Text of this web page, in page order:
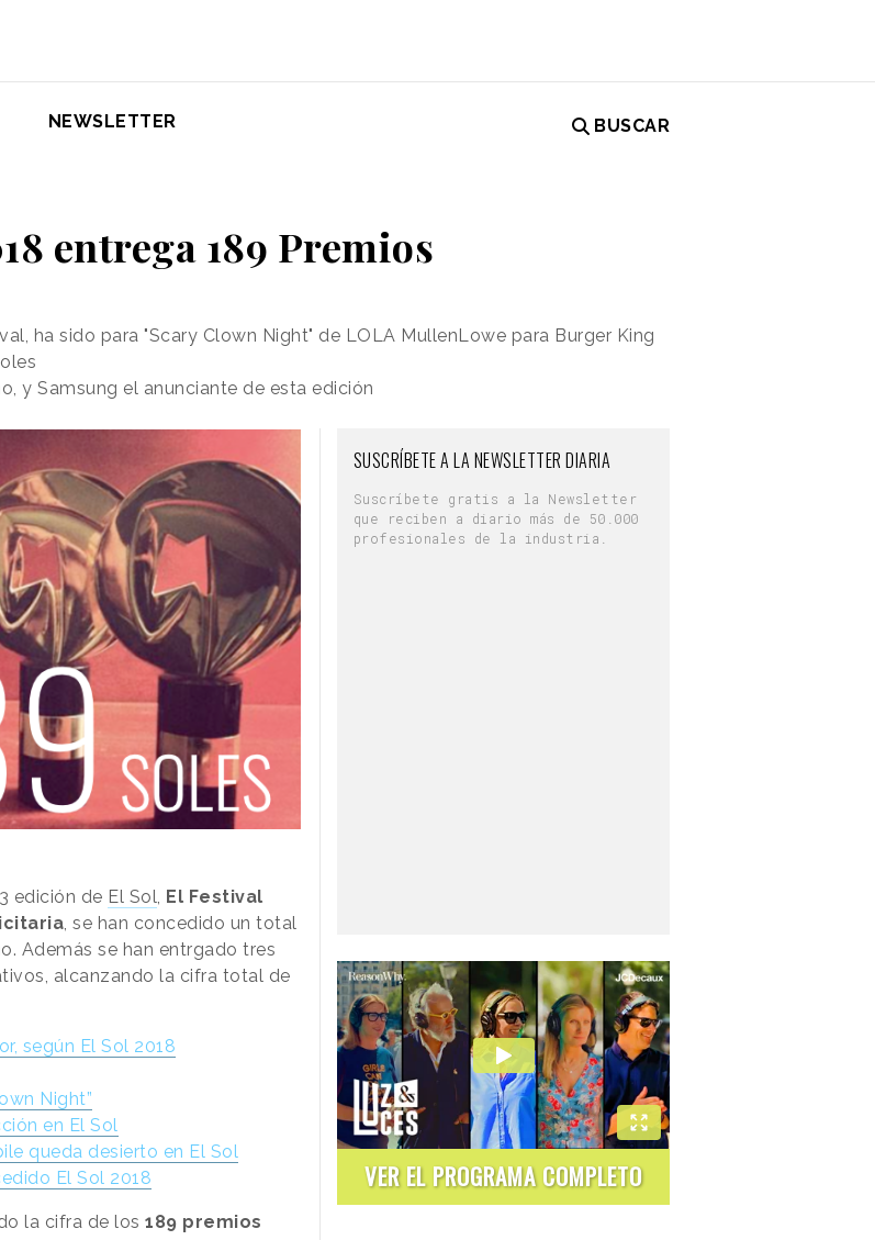
NEWSLETTER BUSCAR
entrega 189 Premios
ha sido para "Scary Clown Night" de LOLA MullenLowe para Burger King
y Samsung el anunciante de esta edición
edición de El Sol El Festival
, se han concedido un total
Además se han entrgado tres
alcanzando la cifra total de
según El Sol 2018
Night”
en El Sol
queda desierto en El Sol
El Sol 2018
la cifra de los189 premios
SUSCRÍBETE A LA NEWSLETTER DIARIA
Suscríbete gratis a la Newsletter
que reciben a diario más de 50.000
profesionales de la industria.
VER EL PROGRAMA COMPLETO